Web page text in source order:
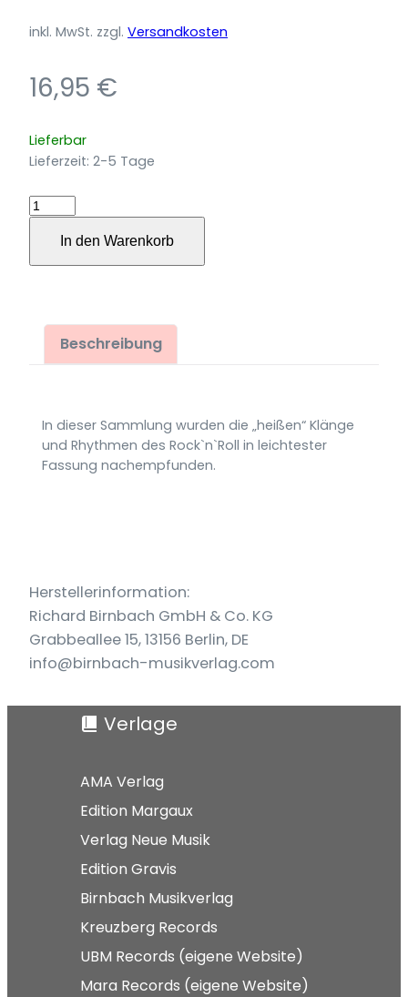
inkl. MwSt. zzgl. Versandkosten
16,95 €
Lieferbar
Lieferzeit: 2-5 Tage
Rock
Roll
Klavier
Menge
In den Warenkorb
Beschreibung
In dieser Sammlung wurden die „heißen“ Klänge
und Rhythmen des Rock`n`Roll in leichtester
Fassung nachempfunden.
Herstellerinformation:
Richard Birnbach GmbH & Co. KG
Grabbeallee 15, 13156 Berlin, DE
info@birnbach-musikverlag.com
Verlage
AMA Verlag
Edition Margaux
Verlag Neue Musik
Edition Gravis
Birnbach Musikverlag
Kreuzberg Records
UBM Records (eigene Website)
Mara Records (eigene Website)